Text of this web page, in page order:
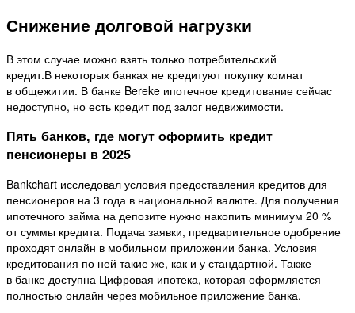
Снижение долговой нагрузки
В этом случае можно взять только потребительский
кредит.В некоторых банках не кредитуют покупку комнат
в общежитии. В банке Bereke ипотечное кредитование сейчас
недоступно, но есть кредит под залог недвижимости.
Пять банков, где могут оформить кредит
пенсионеры в 2025
Bankchart исследовал условия предоставления кредитов для
пенсионеров на 3 года в национальной валюте. Для получения
ипотечного займа на депозите нужно накопить минимум 20 %
от суммы кредита. Подача заявки, предварительное одобрение
проходят онлайн в мобильном приложении банка. Условия
кредитования по ней такие же, как и у стандартной. Также
в банке доступна Цифровая ипотека, которая оформляется
полностью онлайн через мобильное приложение банка.